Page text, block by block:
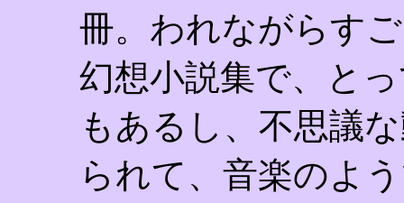
冊。われながらす
幻想小説集で、と
もあるし、不思議
られて、音楽のよ